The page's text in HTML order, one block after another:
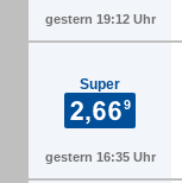
gestern 19:12 Uhr
Super
gestern 16:35 Uhr